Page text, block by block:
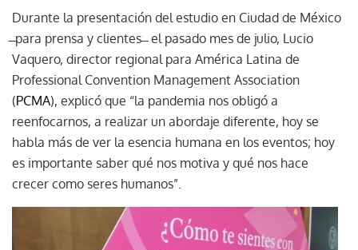
Durante la presentación del estudio en Ciudad de México
̶ para prensa y clientes ̶ el pasado mes de julio, Lucio
Vaquero, director regional para América Latina de
Professional Convention Management Association
(PCMA), explicó que “la pandemia nos obligó a
reenfocarnos, a realizar un abordaje diferente, hoy se
habla más de ver la esencia humana en los eventos; hoy
es importante saber qué nos motiva y qué nos hace
crecer como seres humanos”.